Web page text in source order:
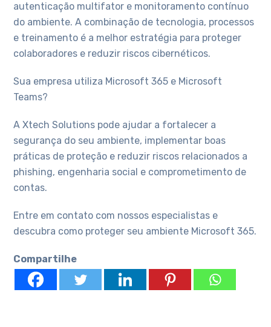
autenticação multifator e monitoramento contínuo
do ambiente. A combinação de tecnologia, processos
e treinamento é a melhor estratégia para proteger
colaboradores e reduzir riscos cibernéticos.
Sua empresa utiliza Microsoft 365 e Microsoft
Teams?
A Xtech Solutions pode ajudar a fortalecer a
segurança do seu ambiente, implementar boas
práticas de proteção e reduzir riscos relacionados a
phishing, engenharia social e comprometimento de
contas.
Entre em contato com nossos especialistas e
descubra como proteger seu ambiente Microsoft 365.
Compartilhe